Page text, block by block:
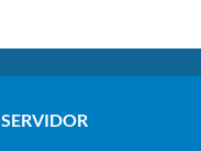
SERVIDOR